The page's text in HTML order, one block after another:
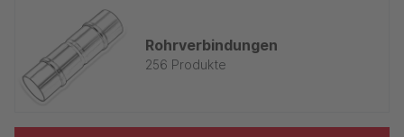
Rohrverbindungen
256 Produkte